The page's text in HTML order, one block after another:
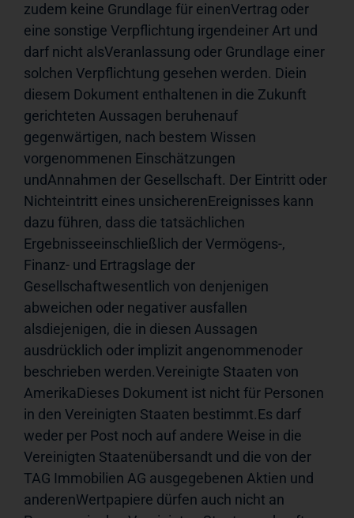
zudem keine Grundlage für einenVertrag oder
eine sonstige Verpflichtung irgendeiner Art und
darf nicht alsVeranlassung oder Grundlage einer
solchen Verpflichtung gesehen werden. Diein
diesem Dokument enthaltenen in die Zukunft
gerichteten Aussagen beruhenauf
gegenwärtigen, nach bestem Wissen
vorgenommenen Einschätzungen
undAnnahmen der Gesellschaft. Der Eintritt oder
Nichteintritt eines unsicherenEreignisses kann
dazu führen, dass die tatsächlichen
Ergebnisseeinschließlich der Vermögens-,
Finanz- und Ertragslage der
Gesellschaftwesentlich von denjenigen
abweichen oder negativer ausfallen
alsdiejenigen, die in diesen Aussagen
ausdrücklich oder implizit angenommenoder
beschrieben werden.Vereinigte Staaten von
AmerikaDieses Dokument ist nicht für Personen
in den Vereinigten Staaten bestimmt.Es darf
weder per Post noch auf andere Weise in die
Vereinigten Staatenübersandt und die von der
TAG Immobilien AG ausgegebenen Aktien und
anderenWertpapiere dürfen auch nicht an